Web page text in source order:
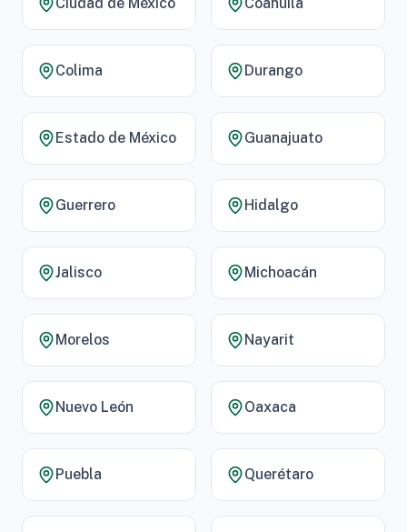
Colima Durango
Estado de México Guanajuato
Guerrero Hidalgo
Jalisco Michoacán
Morelos Nayarit
Nuevo León Oaxaca
Puebla Querétaro